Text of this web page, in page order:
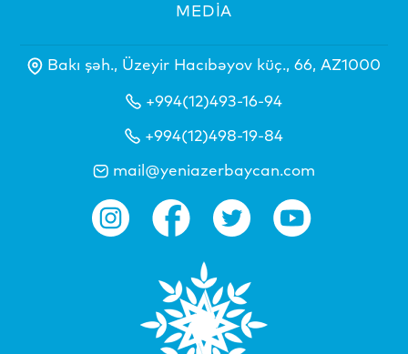
MEDİA
Bakı şəh., Üzeyir Hacıbəyov küç., 66, AZ1000
+994(12)493-16-94
+994(12)498-19-84
mail@yeniazerbaycan.com